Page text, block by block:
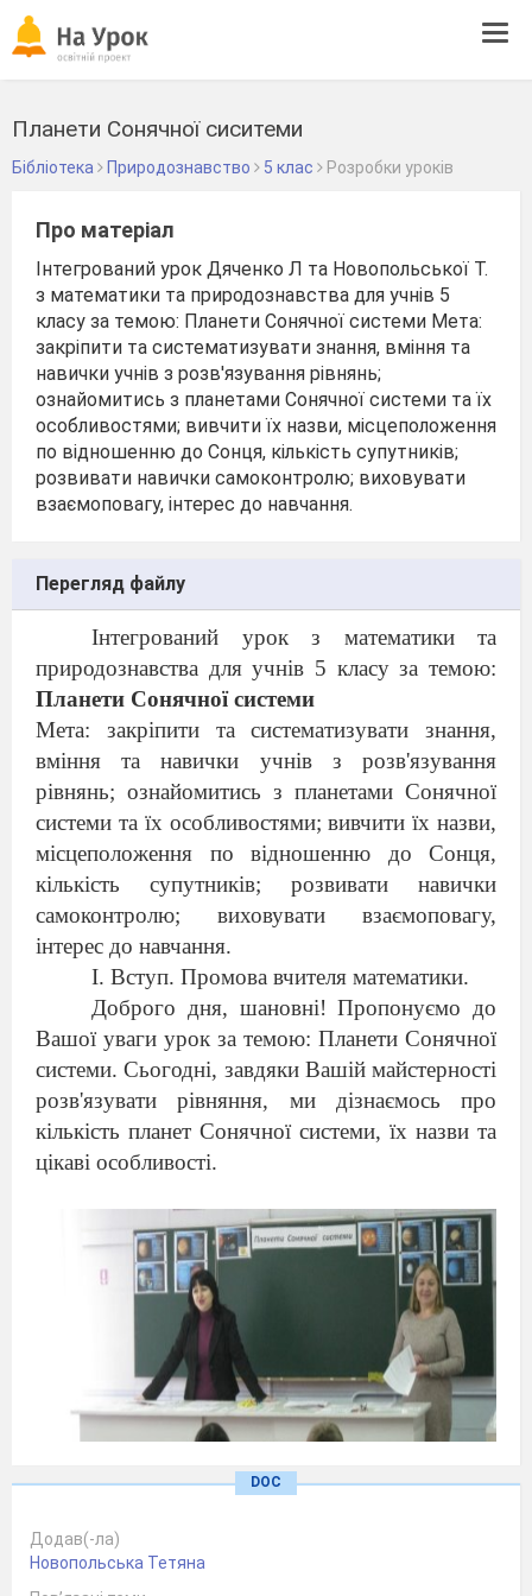
Планети Сонячної сиситеми
Бібліотека Природознавство 5 клас Розробки уроків
Про матеріал
Інтегрований урок Дяченко Л та Новопольської Т.
з математики та природознавства для учнів 5
класу за темою: Планети Сонячної системи Мета:
закріпити та систематизувати знання, вміння та
навички учнів з розв'язування рівнянь;
ознайомитись з планетами Сонячної системи та їх
особливостями; вивчити їх назви, місцеположення
по відношенню до Сонця, кількість супутників;
розвивати навички самоконтролю; виховувати
взаємоповагу, інтерес до навчання.
Перегляд файлу
Інтегрований урок з математики та
природознавства для учнів 5 класу за темою:
Планети Сонячної системи
Мета: закріпити та систематизувати знання,
вміння та навички учнів з розв'язування
рівнянь; ознайомитись з планетами Сонячної
системи та їх особливостями; вивчити їх назви,
місцеположення по відношенню до Сонця,
кількість супутників; розвивати навички
самоконтролю; виховувати взаємоповагу,
інтерес до навчання.
І. Вступ. Промова вчителя математики.
Доброго дня, шановні! Пропонуємо до
Вашої уваги урок за темою: Планети Сонячної
системи. Сьогодні, завдяки Вашій майстерності
розв'язувати рівняння, ми дізнаємось про
кількість планет Сонячної системи, їх назви та
цікаві особливості.
Промова вчителя природознавства:
DOC
Додав(-ла)
Новопольська Тетяна